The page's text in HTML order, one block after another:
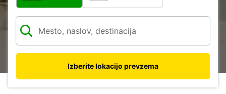
Izberite lokacijo prevzema